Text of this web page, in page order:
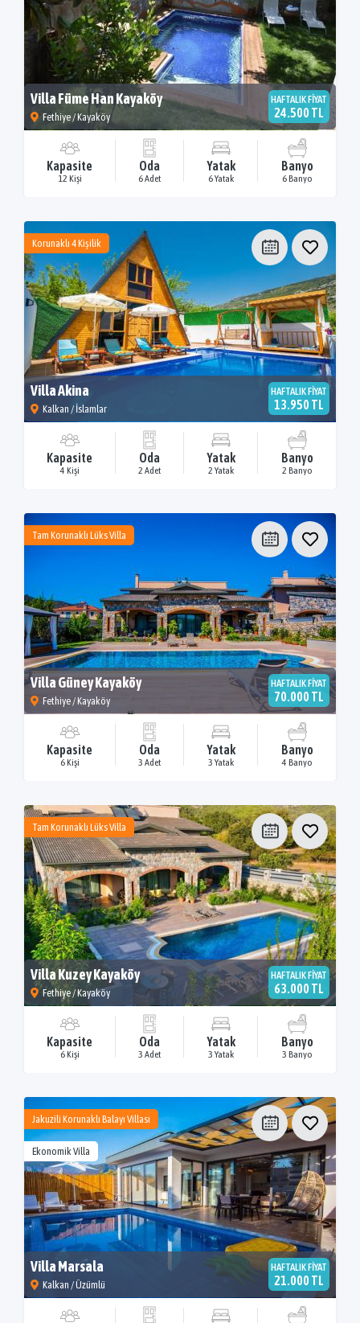
Villa Füme Han Kayaköy
Fethiye / Kayaköy
HAFTALIK FİYAT
24.500 TL
Kapasite
12 Kişi
Oda
6 Adet
Yatak
6 Yatak
Banyo
6 Banyo
Korunaklı 4 Kişilik
Villa Akina
Kalkan / İslamlar
HAFTALIK FİYAT
13.950 TL
Kapasite
4 Kişi
Oda
2 Adet
Yatak
2 Yatak
Banyo
2 Banyo
Tam Korunaklı Lüks Villa
Villa Güney Kayaköy
Fethiye / Kayaköy
HAFTALIK FİYAT
70.000 TL
Kapasite
6 Kişi
Oda
3 Adet
Yatak
3 Yatak
Banyo
4 Banyo
Tam Korunaklı Lüks Villa
Villa Kuzey Kayaköy
Fethiye / Kayaköy
HAFTALIK FİYAT
63.000 TL
Kapasite
6 Kişi
Oda
3 Adet
Yatak
3 Yatak
Banyo
3 Banyo
Jakuzili Korunaklı Balayı Villası
Ekonomik Villa
Villa Marsala
Kalkan / Üzümlü
HAFTALIK FİYAT
21.000 TL